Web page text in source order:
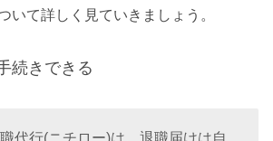
いて詳しく見ていきましょう。
続きできる
代行(ニチロー)は、退職届けは自